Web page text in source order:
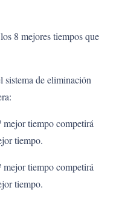
8 mejores tiempos que
sistema de eliminación
tiempo competirá
tiempo.
tiempo competirá
tiempo.